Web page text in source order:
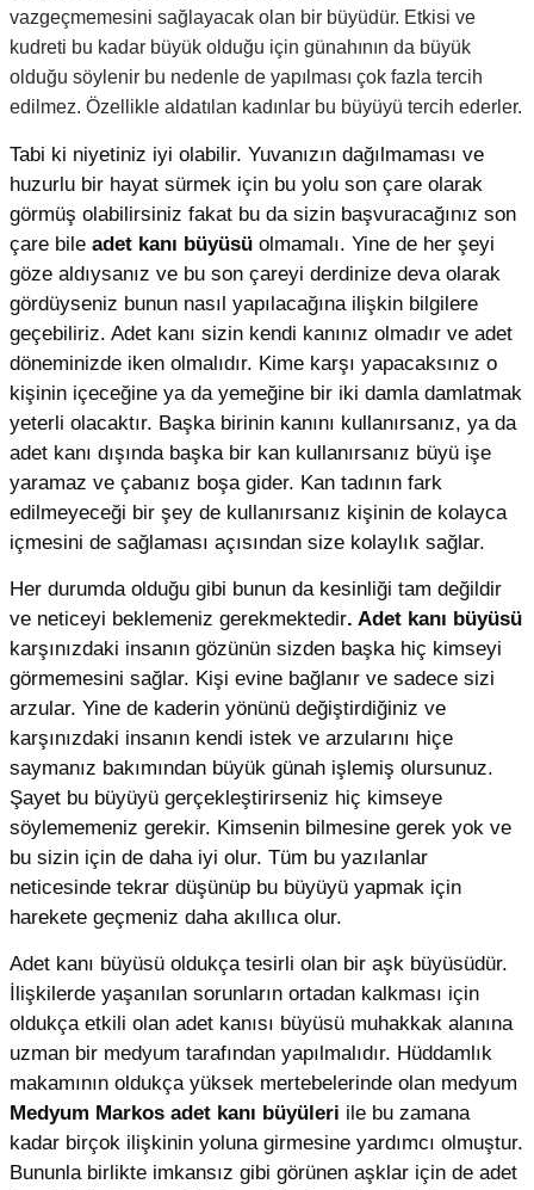
vazgeçmemesini sağlayacak olan bir büyüdür. Etkisi ve
kudreti bu kadar büyük olduğu için günahının da büyük
olduğu söylenir bu nedenle de yapılması çok fazla tercih
edilmez. Özellikle aldatılan kadınlar bu büyüyü tercih ederler.
Tabi ki niyetiniz iyi olabilir. Yuvanızın dağılmaması ve
huzurlu bir hayat sürmek için bu yolu son çare olarak
görmüş olabilirsiniz fakat bu da sizin başvuracağınız son
çare bile adet kanı büyüsü olmamalı. Yine de her şeyi
göze aldıysanız ve bu son çareyi derdinize deva olarak
gördüyseniz bunun nasıl yapılacağına ilişkin bilgilere
geçebiliriz. Adet kanı sizin kendi kanınız olmadır ve adet
döneminizde iken olmalıdır. Kime karşı yapacaksınız o
kişinin içeceğine ya da yemeğine bir iki damla damlatmak
yeterli olacaktır. Başka birinin kanını kullanırsanız, ya da
adet kanı dışında başka bir kan kullanırsanız büyü işe
yaramaz ve çabanız boşa gider. Kan tadının fark
edilmeyeceği bir şey de kullanırsanız kişinin de kolayca
içmesini de sağlaması açısından size kolaylık sağlar.
Her durumda olduğu gibi bunun da kesinliği tam değildir
ve neticeyi beklemeniz gerekmektedir. Adet kanı büyüsü
karşınızdaki insanın gözünün sizden başka hiç kimseyi
görmemesini sağlar. Kişi evine bağlanır ve sadece sizi
arzular. Yine de kaderin yönünü değiştirdiğiniz ve
karşınızdaki insanın kendi istek ve arzularını hiçe
saymanız bakımından büyük günah işlemiş olursunuz.
Şayet bu büyüyü gerçekleştirirseniz hiç kimseye
söylememeniz gerekir. Kimsenin bilmesine gerek yok ve
bu sizin için de daha iyi olur. Tüm bu yazılanlar
neticesinde tekrar düşünüp bu büyüyü yapmak için
harekete geçmeniz daha akıllıca olur.
Adet kanı büyüsü oldukça tesirli olan bir aşk büyüsüdür.
İlişkilerde yaşanılan sorunların ortadan kalkması için
oldukça etkili olan adet kanısı büyüsü muhakkak alanına
uzman bir medyum tarafından yapılmalıdır. Hüddamlık
makamının oldukça yüksek mertebelerinde olan medyum
Medyum Markos adet kanı büyüleri ile bu zamana
kadar birçok ilişkinin yoluna girmesine yardımcı olmuştur.
Bununla birlikte imkansız gibi görünen aşklar için de adet